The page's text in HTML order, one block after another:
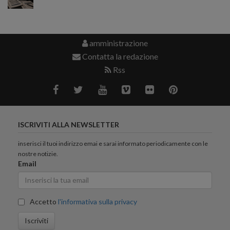
amministrazione
Contatta la redazione
Rss
ISCRIVITI ALLA NEWSLETTER
inserisci il tuoi indirizzo emai e sarai informato periodicamente con le
nostre notizie.
Email
Accetto l'informativa sulla privacy
Iscriviti